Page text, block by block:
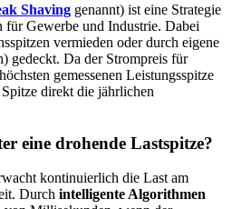
Shaving genannt) ist eine Strategie
für Gewerbe und Industrie. Dabei
vermieden oder durch eigene
gedeckt. Da der Strompreis für
gemessenen Leistungsspitze
direkt die jährlichen
eine drohende Lastspitze?
kontinuierlich die Last am
Durch intelligente Algorithmen